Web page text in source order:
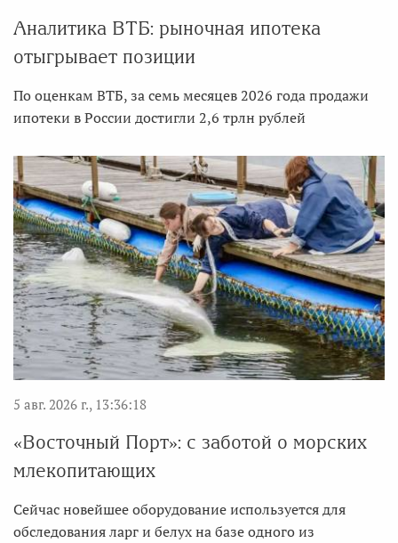
Аналитика ВТБ: рыночная ипотека
отыгрывает позиции
По оценкам ВТБ, за семь месяцев 2026 года продажи
ипотеки в России достигли 2,6 трлн рублей
5 авг. 2026 г., 13:36:18
«Восточный Порт»: с заботой о морских
млекопитающих
Сейчас новейшее оборудование используется для
обследования ларг и белух на базе одного из